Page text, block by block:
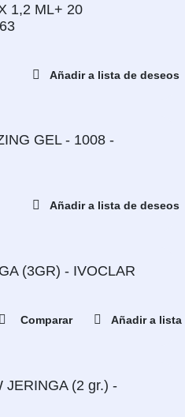
1,2 ML+ 20
Añadir a lista de deseos
GEL - 1008 -
Añadir a lista de deseos
(3GR) - IVOCLAR
Comparar Añadir a lista
JERINGA (2 gr.) -